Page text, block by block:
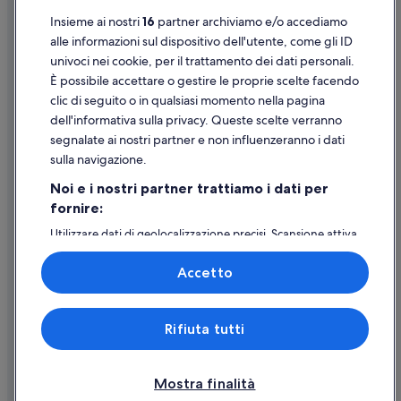
Stazione di Scafati: Aparthotel
Boscoreale: Ville
Boscoreale: Agriturismi
Boscoreale: Affittacamere
Pompei: Case private in affitto
Stazione di Scafati: hotel nelle vicinanze
Presepe Artistico: hotel nelle vicinanze
Pompei: hotel
Palamangano: hotel nelle vicinanze
Santuario della Beata Vergine del Rosario di Pompei: hotel nelle
vicinanze
Angri: hotel
Scafati: hotel
Supporto
Assistenza clienti
Contattaci
Come cancellare un volo
Come modificare la prenotazione di un hotel o una casa vacanze
Utilizzare un coupon Expedia
Documenti per i viaggi internazionali
© 2026 Expedia, Inc., una società di Expedia Group. Tutti i diritti riservati.
Expedia e il logo di Expedia sono marchi registrati o marchi di Expedia,
Insieme ai nostri16 partner archiviamo e/o accediamo
alle informazioni sul dispositivo dell'utente, come gli ID
univoci nei cookie, per il trattamento dei dati personali.
È possibile accettare o gestire le proprie scelte facendo
clic di seguito o in qualsiasi momento nella pagina
dell'informativa sulla privacy. Queste scelte verranno
segnalate ai nostri partner e non influenzeranno i dati
sulla navigazione.
Noi e i nostri partner trattiamo i dati per
fornire:
Utilizzare dati di geolocalizzazione precisi. Scansione attiva
delle caratteristiche del dispositivo ai fini
dell’identificazione. Archiviare informazioni su dispositivo
e/o accedervi. Pubblicità e contenuti personalizzati,
misurazione delle prestazioni dei contenuti e degli
annunci, ricerche sul pubblico, sviluppo di servizi.
Elenco dei partner (fornitori)
Mostra finalità
Rifiuta tutti
Accetto